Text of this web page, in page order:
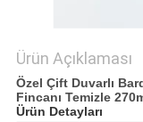
Ürün Açıklaması
Özel Çift Duvarlı
Fincanı Temizle
Ürün Detayları